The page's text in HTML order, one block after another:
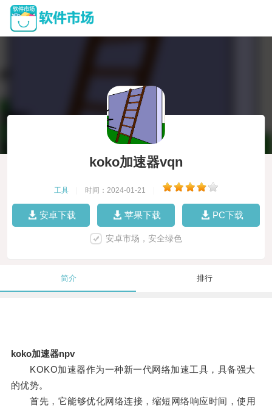
koko加速器vqn
工具 时间：2024-01-21
安卓下载 苹果下载 PC下载
安卓市场，安全绿色
简介 排行
koko加速器npv
KOKO加速器作为一种新一代网络加速工具，具备强大
的优势。
首先，它能够优化网络连接，缩短网络响应时间，使用